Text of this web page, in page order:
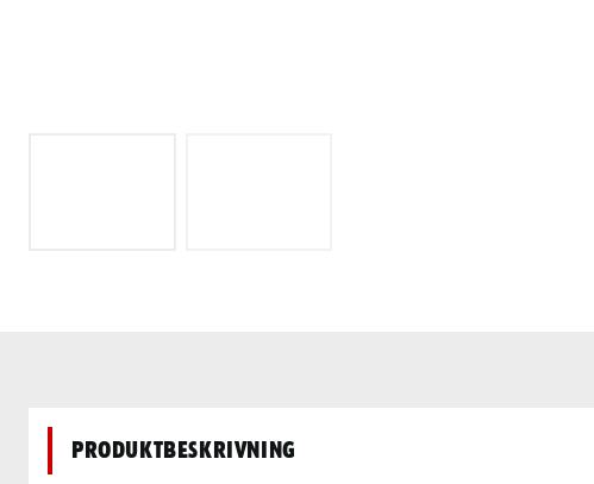
Produktbeskrivning